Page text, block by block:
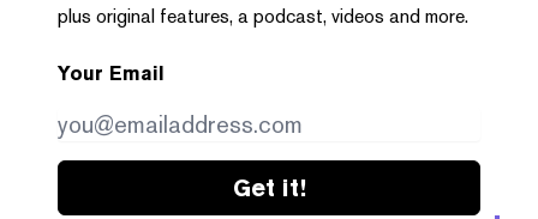
plus original features, a podcast, videos and more.
Your Email
Get it!